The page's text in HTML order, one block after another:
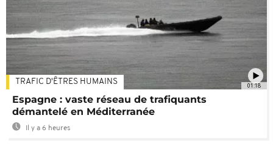
01:18
TRAFIC D'ÊTRES HUMAINS
Espagne : vaste réseau de trafiquants
démantelé en Méditerranée
Il y a 6 heures